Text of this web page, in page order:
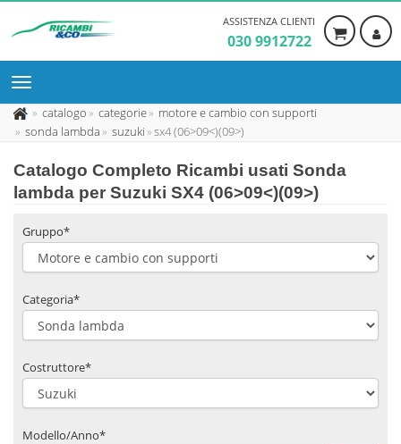
ASSISTENZA CLIENTI
030 9912722
catalogo categorie
motore e cambio con supporti
sonda lambda
suzuki sx4 (06>09<)(09>)
Catalogo Completo Ricambi usati Sonda
lambda per Suzuki SX4 (06>09<)(09>)
Gruppo*
Categoria*
Costruttore*
Modello/Anno*